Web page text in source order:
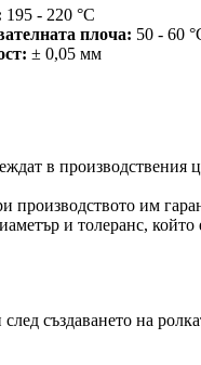
195 - 220 °C
плоча: 50 - 60
± 0,05 мм
в производствения
производството им
и толеранс,
създаването на